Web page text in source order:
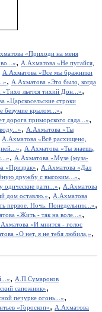
«Приходи на меня
, А.Ахматова «Не пугайся,
А.Ахматова «Все мы бражники
, А.Ахматова «Это было, когда
льется тихий Дон...»,
«Царскосельские строки
безумие крылом...»,
дорога приморского сада...»,
, А.Ахматова «Ты
А.Ахматова «Всё расхищено,
, А.Ахматова «Ты знаешь,
, А.Ахматова «Музе (муза-
«Призрак», А.Ахматова «Дал
дружбу с высоким...»,
рати...», А.Ахматова
дом оставлю.», А.Ахматова
первое. Ночь. Понедельник...»,
«Жить - так на воле...»,
«И мнится - голос
«О нет, я не тебя любила,»,
, А.П.Сумароков
сапожник»,
печурке огонь...»,
«Гороскоп», А.Ахматова